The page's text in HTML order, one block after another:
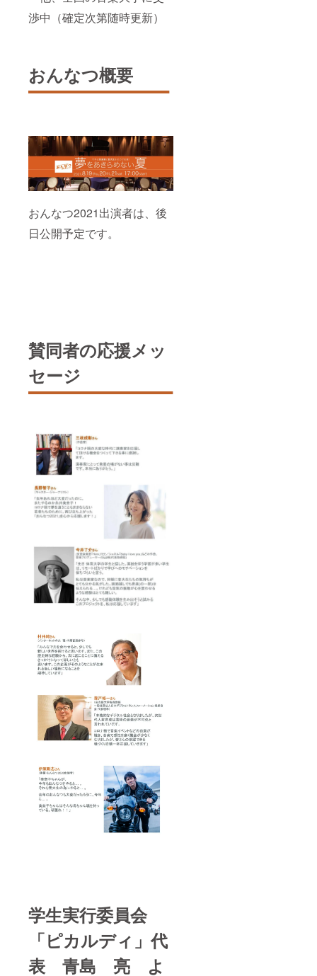
渉中（確定次第随時更新）
おんなつ概要
おんなつ2021出演者は、後
日公開予定です。
賛同者の応援メッ
セージ
学生実行委員会
「ピカルディ」代
表 青島 亮 よ